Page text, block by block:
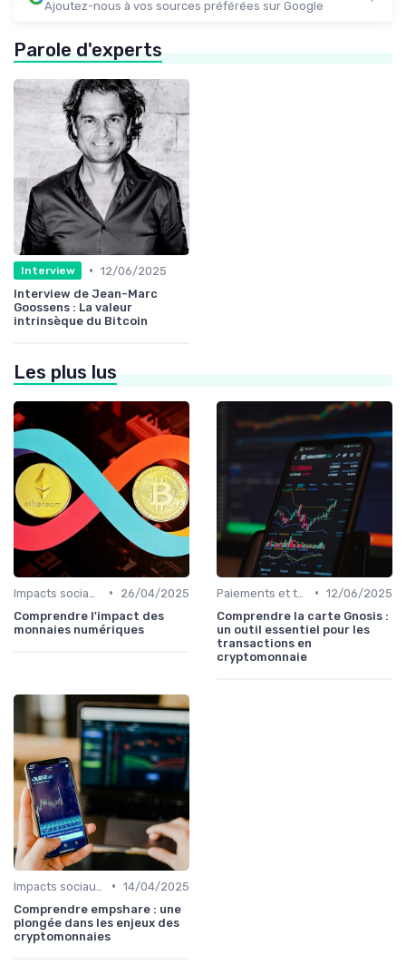
Ajoutez-nous à vos sources préférées sur Google
Parole d'experts
Interview • 12/06/2025
Interview de Jean-Marc
Goossens : La valeur
intrinsèque du Bitcoin
Les plus lus
•
26/04/2025
Comprendre l'impact des
monnaies numériques
• 12/06/2025
Comprendre la carte Gnosis :
un outil essentiel pour les
transactions en
cryptomonnaie
• 14/04/2025
Comprendre empshare : une
plongée dans les enjeux des
cryptomonnaies